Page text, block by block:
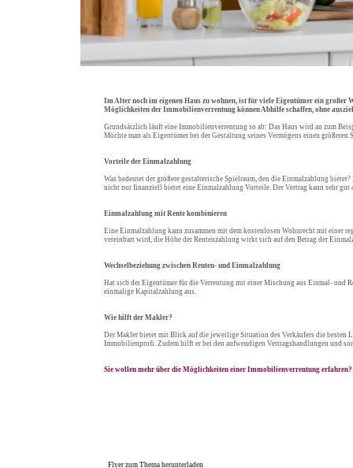
Im Alter noch im eigenen Haus zu wohnen, ist für viele Eigentümer ein großer
Möglichkeiten der Immobilienverrentung können Abhilfe schaffen, ohne
Grundsätzlich läuft eine Immobilienverrentung so ab: Das Haus wird an zum
Möchte man als Eigentümer bei der Gestaltung seines Vermögens einen größeren
Vorteile der Einmalzahlung
Was bedeutet der größere gestalterische Spielraum, den die Einmalzahlung
nicht nur finanziell bietet eine Einmalzahlung Vorteile. Der Vertrag kann sehr gut
Einmalzahlung mit Rente kombinieren
Eine Einmalzahlung kann zusammen mit dem kostenlosen Wohnrecht mit einer
vereinbart wird, die Höhe der Rentenzahlung wirkt sich auf den Betrag der
Wechselbeziehung zwischen Renten- und Einmalzahlung
Hat sich der Eigentümer für die Verrentung mit einer Mischung aus Einmal- und
einmalige Kapitalzahlung aus.
Wie hilft der Makler?
Der Makler bietet mit Blick auf die jeweilige Situation des Verkäufers die besten
Immobilienprofi. Zudem hilft er bei den aufwendigen Vertragshandlungen und
Sie wollen mehr über die Möglichkeiten einer Immobilienverrentung
Flyer zum Thema herunterladen